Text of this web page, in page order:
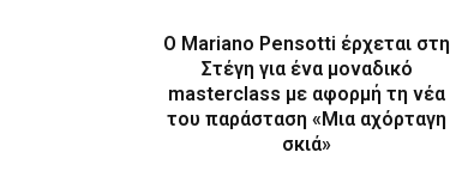
Ο Mariano Pensotti έρχεται στη
Στέγη για ένα μοναδικό
masterclass με αφορμή τη νέα
του παράσταση «Μια αχόρταγη
σκιά»